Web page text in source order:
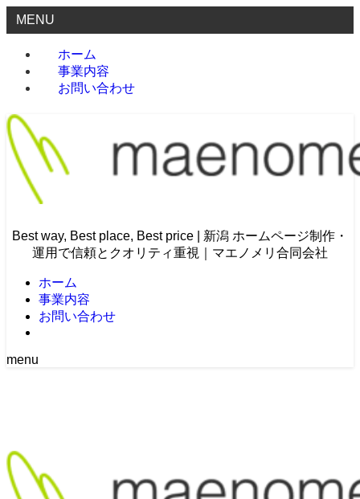
MENU
ホーム
事業内容
お問い合わせ
Best way, Best place, Best price | 新潟 ホームページ制作・
運用で信頼とクオリティ重視｜マエノメリ合同会社
ホーム
事業内容
お問い合わせ
menu